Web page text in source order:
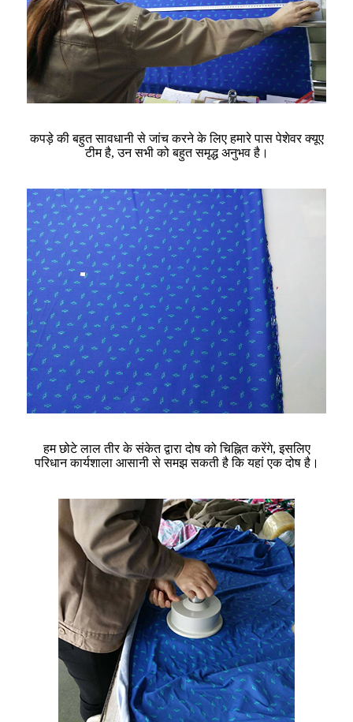
कपड़े की बहुत सावधानी से जांच करने के लिए हमारे पास पेशेवर क्यूए
टीम है, उन सभी को बहुत समृद्ध अनुभव है।
हम छोटे लाल तीर के संकेत द्वारा दोष को चिह्नित करेंगे, इसलिए
परिधान कार्यशाला आसानी से समझ सकती है कि यहां एक दोष है।